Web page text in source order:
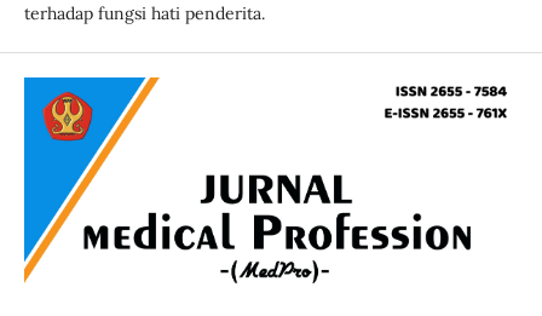
terhadap fungsi hati penderita.